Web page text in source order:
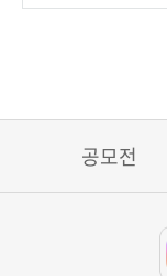
공모전